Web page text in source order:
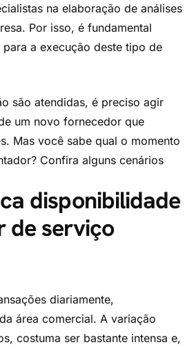
na elaboração de análises
Por isso, é fundamental
a execução deste tipo de
são atendidas, é preciso agir
um novo fornecedor que
Mas você sabe qual o momento
Confira alguns cenários
disponibilidade
de serviço
diariamente,
área comercial. A variação
costuma ser bastante intensa e,